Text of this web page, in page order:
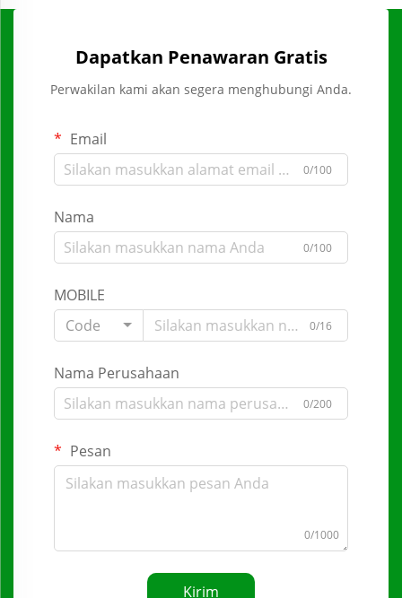
Dapatkan Penawaran Gratis
Perwakilan kami akan segera menghubungi Anda.
Email
0/100
Nama
0/100
MOBILE
Code
0/16
Nama Perusahaan
0/200
Pesan
0/1000
Kirim